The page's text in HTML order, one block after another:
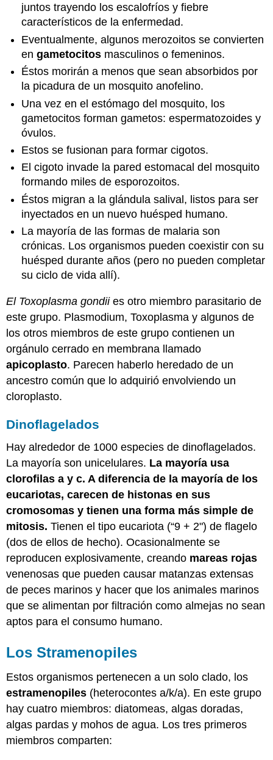
juntos trayendo los escalofríos y fiebre
característicos de la enfermedad.
Eventualmente, algunos merozoitos se convierten
engametocitos masculinos o femeninos.
Éstos morirán a menos que sean absorbidos por
la picadura de un mosquito anofelino.
Una vez en el estómago del mosquito, los
gametocitos forman gametos: espermatozoides y
óvulos.
Estos se fusionan para formar cigotos.
El cigoto invade la pared estomacal del mosquito
formando miles de esporozoitos.
Éstos migran a la glándula salival, listos para ser
inyectados en un nuevo huésped humano.
La mayoría de las formas de malaria son
crónicas. Los organismos pueden coexistir con su
huésped durante años (pero no pueden completar
su ciclo de vida allí).
El Toxoplasma gondiies otro miembro parasitario de
este grupo. Plasmodium, Toxoplasma y algunos de
los otros miembros de este grupo contienen un
orgánulo cerrado en membrana llamado
apicoplasto. Parecen haberlo heredado de un
ancestro común que lo adquirió envolviendo un
cloroplasto.
Dinoflagelados
Hay alrededor de 1000 especies de dinoflagelados.
La mayoría son unicelulares. La mayoría usa
clorofilas a yc. A diferencia de la mayoría de los
eucariotas, carecen de histonas en sus
cromosomas y tienen una forma más simple de
mitosis. Tienen el tipo eucariota (“9 + 2") de flagelo
(dos de ellos de hecho). Ocasionalmente se
reproducen explosivamente, creando mareas rojas
venenosas que pueden causar matanzas extensas
de peces marinos y hacer que los animales marinos
que se alimentan por filtración como almejas no sean
aptos para el consumo humano.
Los Stramenopiles
Estos organismos pertenecen a un solo clado, los
estramenopiles (heterocontes a/k/a). En este grupo
hay cuatro miembros: diatomeas, algas doradas,
algas pardas y mohos de agua. Los tres primeros
miembros comparten: